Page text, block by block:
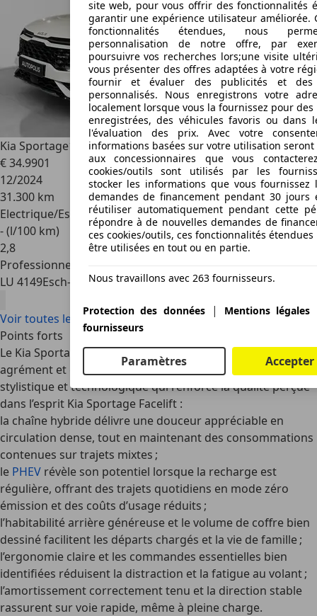
Kia Sportage1.6 T-GDi 48V 7DCT GT Line
€ 34.9901
12/2024
31.300 km
Electrique/Essence
- (l/100 km)
2,8
Professionnel
LU 4149Esch-sur-alzette
Voir toutes les offres Kia Sportage
Points forts
Le Kia Sportage mise sur l’équilibre entre sobriété,
agrément et espace à bord, avec une mise à jour
stylistique et technologique qui renforce la qualité perçue
dans l’esprit Kia Sportage Facelift :
la chaîne hybride délivre une douceur appréciable en
circulation dense, tout en maintenant des consommations
contenues sur trajets mixtes ;
le PHEV révèle son potentiel lorsque la recharge est
régulière, offrant des trajets quotidiens en mode zéro
émission et des coûts d’usage réduits ;
l’habitabilité arrière généreuse et le volume de coffre bien
dessiné facilitent les départs chargés et la vie de famille ;
l’ergonomie claire et les commandes essentielles bien
identifiées réduisent la distraction et la fatigue au volant ;
l’amortissement correctement tenu et la direction stable
rassurent sur voie rapide, même à pleine charge.
site web, pour vous offrir des fonctionnalités
garantir une expérience utilisateur améliorée.
fonctionnalités étendues, nous
personnalisation de notre offre, par
poursuivre vos recherches lors;une visite
vous présenter des offres adaptées à votre
fournir et évaluer des publicités et des
personnalisés. Nous enregistrons votre
localement lorsque vous la fournissez pour des
enregistrées, des véhicules favoris ou dans
l'évaluation des prix. Avec votre
informations basées sur votre utilisation
aux concessionnaires que vous
cookies/outils sont utilisés par les
stocker les informations que vous fournissez
demandes de financement pendant 30 jours
réutiliser automatiquement pendant cette
répondre à de nouvelles demandes de
ces cookies/outils, ces fonctionnalités
être utilisées en tout ou en partie.
Nous travaillons avec 263 fournisseurs.
Protection des données | Mentions légales
fournisseurs
Paramètres